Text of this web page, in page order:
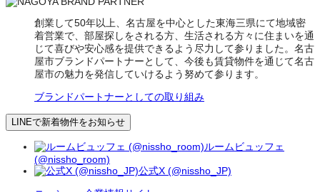
創業して50年以上、名古屋を中心とした東海三県にて地域密
着営業で、部屋探しをされる方、生活される方々に住まいを通
じて喜びや安心感を提供できるよう尽力して参りました。名古
屋市ブランドパートナーとして、今後も賃貸物件を通じて名古
屋市の魅力を発信していけるよう努めて参ります。
ブランドパートナーとしての取り組み
LINEで新着物件をお知らせ
ルームビュッフェ
(@nissho_room)
公式X (@nissho_JP)